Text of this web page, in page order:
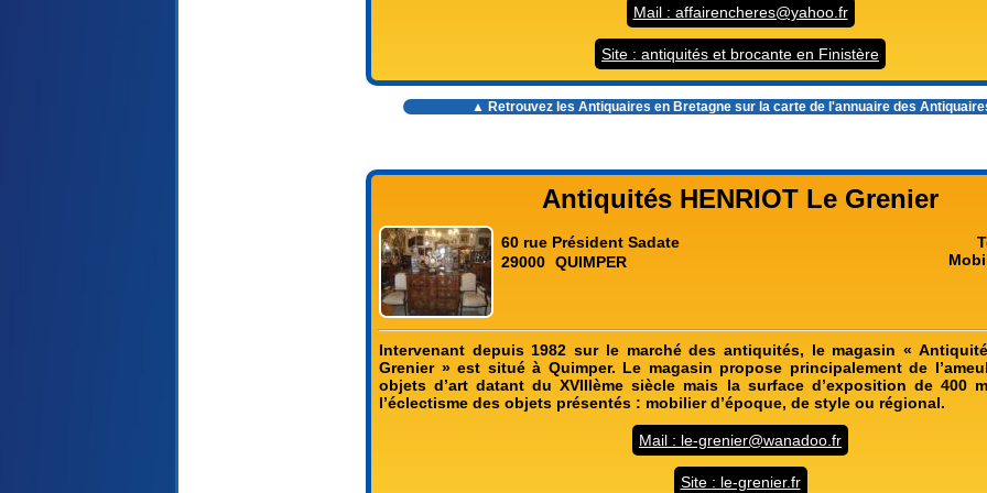
Mail : affairencheres@yahoo.fr
Site : antiquités et brocante en Finistère
▲ Retrouvez les Antiquaires en Bretagne sur la carte de l'annuaire des
Antiquités HENRIOT Le Grenier
60 rue Président Sadate
29000 QUIMPER
Intervenant depuis 1982 sur le marché des antiquités, le magasin «
Grenier » est situé à Quimper. Le magasin propose principalement de
objets d’art datant du XVIIIème siècle mais la surface d’exposition de 400
l’éclectisme des objets présentés : mobilier d’époque, de style ou régional.
Mail : le-grenier@wanadoo.fr
Site : le-grenier.fr